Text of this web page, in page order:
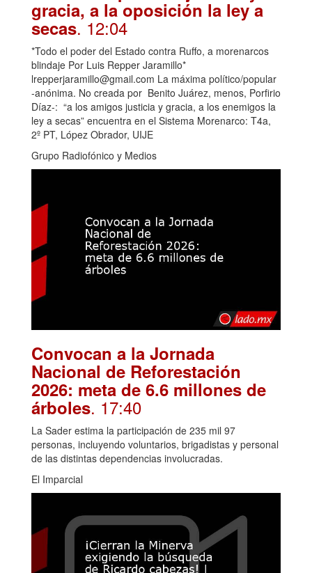
gracia, a la oposición la ley a
secas. 12:04
*Todo el poder del Estado contra Ruffo, a morenarcos
blindaje Por Luis Repper Jaramillo*
lrepperjaramillo@gmail.com La máxima político/popular
-anónima. No creada por Benito Juárez, menos, Porfirio
Díaz-: “a los amigos justicia y gracia, a los enemigos la
ley a secas” encuentra en el Sistema Morenarco: T4a,
2º PT, López Obrador, UIJE
Grupo Radiofónico y Medios
Convocan a la Jornada
Nacional de Reforestación
2026: meta de 6.6 millones de
árboles. 17:40
La Sader estima la participación de 235 mil 97
personas, incluyendo voluntarios, brigadistas y personal
de las distintas dependencias involucradas.
El Imparcial